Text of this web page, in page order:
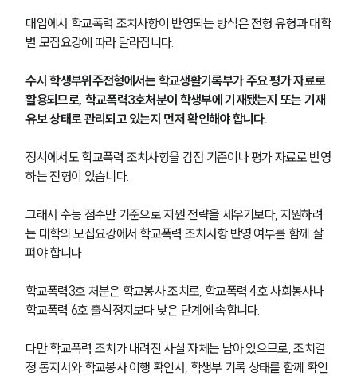
학교폭력전문변호사
소식/자료
언론보도
법률 블로그
법률서식
뉴스레터/브로슈어
대륜법률상담예약
대입에서 학교폭력 조치사항이 반영되는 방식은 전형 유형과 대학
별 모집요강에 따라 달라집니다.
수시 학생부위주전형에서는 학교생활기록부가 주요 평가 자료로
활용되므로, 학교폭력3호처분이 학생부에 기재됐는지 또는 기재
유보 상태로 관리되고 있는지 먼저 확인해야 합니다.
정시에서도 학교폭력 조치사항을 감점 기준이나 평가 자료로 반영
하는 전형이 있습니다.
그래서 수능 점수만 기준으로 지원 전략을 세우기보다, 지원하려
는 대학의 모집요강에서 학교폭력 조치사항 반영 여부를 함께 살
펴야 합니다.
학교폭력3호 처분은 학교봉사 조치로, 학교폭력 4호 사회봉사나
학교폭력 6호 출석정지보다 낮은 단계에 속합니다.
다만 학교폭력 조치가 내려진 사실 자체는 남아 있으므로, 조치결
정 통지서와 학교봉사 이행 확인서, 학생부 기록 상태를 함께 확인